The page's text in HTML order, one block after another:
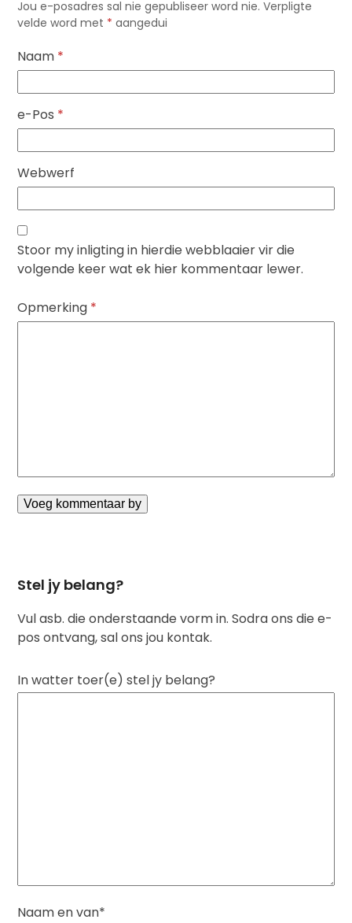
Jou e-posadres sal nie gepubliseer word nie. Verpligte
velde word met * aangedui
Naam *
e-Pos *
Webwerf
Stoor my inligting in hierdie webblaaier vir die
volgende keer wat ek hier kommentaar lewer.
Opmerking *
Stel jy belang?
Vul asb. die onderstaande vorm in. Sodra ons die e-
pos ontvang, sal ons jou kontak.
In watter toer(e) stel jy belang?
Naam en van*